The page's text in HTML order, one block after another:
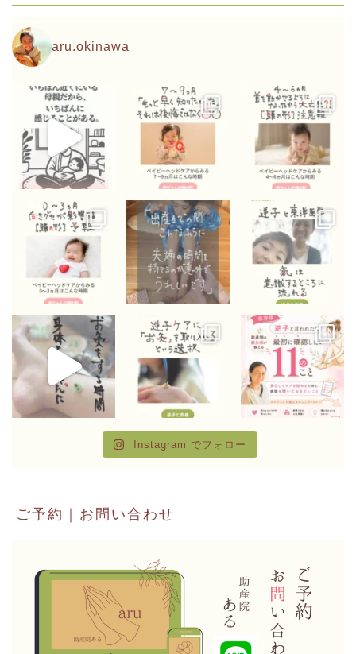
aru.okinawa
Instagram でフォロー
ご予約｜お問い合わせ